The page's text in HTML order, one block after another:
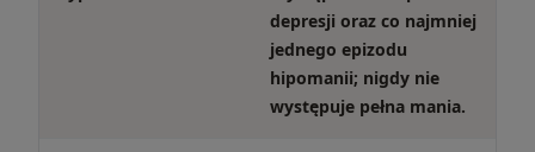
depresji oraz co najmniej
jednego epizodu
hipomanii; nigdy nie
występuje pełna mania.